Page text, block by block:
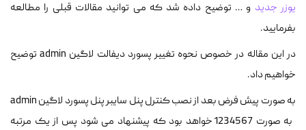
یوزر جدید و … توضیح داده شد که می توانید مقالات قبلی را مطالعه
بفرمایید.
در این مقاله در خصوص نحوه تغییر پسورد دیفالت لاگین admin توضیح
خواهیم داد.
به صورت پیش فرض بعد از نصب کنترل پنل سایبر پنل پسورد لاگین admin
به صورت 1234567 خواهد بود که پیشنهاد می شود پس از یک مرتبه